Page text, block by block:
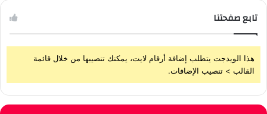
تابع صفحتنا
هذا الويدجت يتطلب إضافة أرقام لايت، يمكنك تنصيبها من خلال قائمة
القالب > تنصيب الإضافات.